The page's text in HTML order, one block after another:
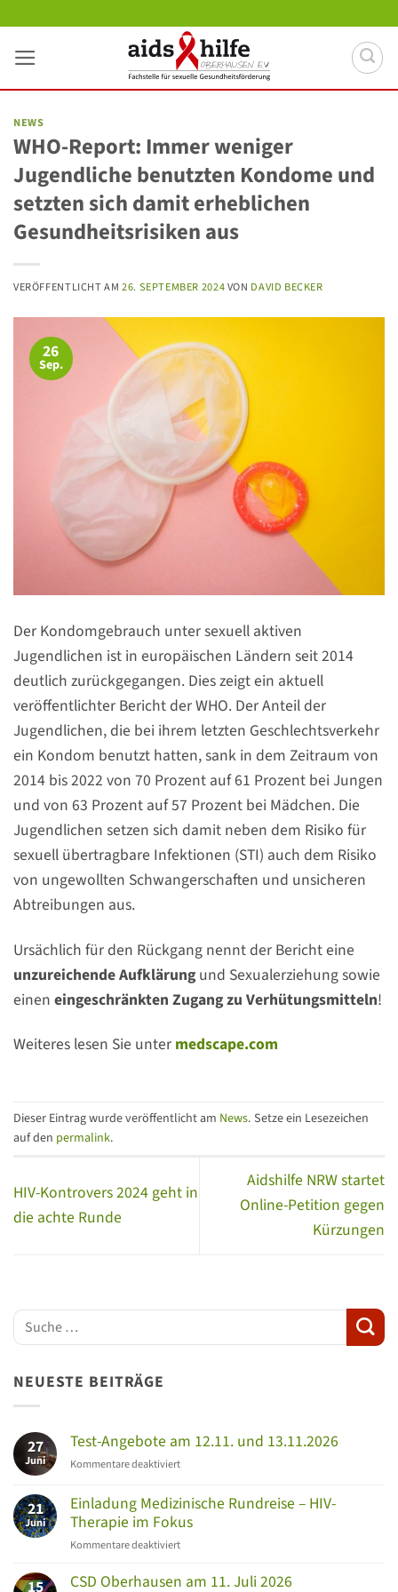
springen
NEWS
WHO-Report: Immer weniger
Jugendliche benutzten Kondome und
setzten sich damit erheblichen
Gesundheitsrisiken aus
VERÖFFENTLICHT AM26. SEPTEMBER 2024VON DAVID BECKER
26
Sep.
Der Kondomgebrauch unter sexuell aktiven
Jugendlichen ist in europäischen Ländern seit 2014
deutlich zurückgegangen. Dies zeigt ein aktuell
veröffentlichter Bericht der WHO. Der Anteil der
Jugendlichen, die bei ihrem letzten Geschlechtsverkehr
ein Kondom benutzt hatten, sank in dem Zeitraum von
2014 bis 2022 von 70 Prozent auf 61 Prozent bei Jungen
und von 63 Prozent auf 57 Prozent bei Mädchen. Die
Jugendlichen setzen sich damit neben dem Risiko für
sexuell übertragbare Infektionen (STI) auch dem Risiko
von ungewollten Schwangerschaften und unsicheren
Abtreibungen aus.
Ursächlich für den Rückgang nennt der Bericht eine
unzureichende Aufklärung und Sexualerziehung sowie
einen eingeschränkten Zugang zu Verhütungsmitteln!
Weiteres lesen Sie unter medscape.com
Dieser Eintrag wurde veröffentlicht am News. Setze ein Lesezeichen
auf den permalink.
HIV-Kontrovers 2024 geht in
die achte Runde
Aidshilfe NRW startet
Online-Petition gegen
Kürzungen
NEUESTE BEITRÄGE
27
Juni
Test-Angebote am 12.11. und 13.11.2026
Kommentare deaktiviertfür
Angebote
am
12.11.
und
21
Juni
Einladung Medizinische Rundreise – HIV-
Therapie im Fokus
Kommentare deaktiviertfür
Medizinische
15 CSD Oberhausen am 11. Juli 2026